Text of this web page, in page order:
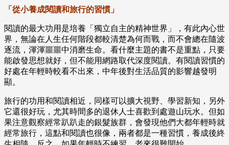
「從小養成閱讀和旅行的習慣」
閱讀的最大功用是培養「獨立自主的精神世界」，有此內心世
界，無論在人生任何階段都較清楚為何而戰，而不會總在隨波
逐流，渾渾噩噩中消磨生命。看什麼主題的書不是重點，只要
能啟發思想就好，但不能用網路取代深度閱讀。有閱讀習慣的
好處在年輕時較看不出來，中年後對生活品質的影響越發明
顯。
旅行的功用和閱讀相近，同樣可以擴大視野、學習新知，另外
它還很好玩，尤其時間多的退休人士喜歡到處遊山玩水。但如
果注意觀察經常趴趴走的銀髮族群，會發現他們大都年輕時就
經常旅行，這點和閱讀也很像，兩者都是一種習慣，養成後終